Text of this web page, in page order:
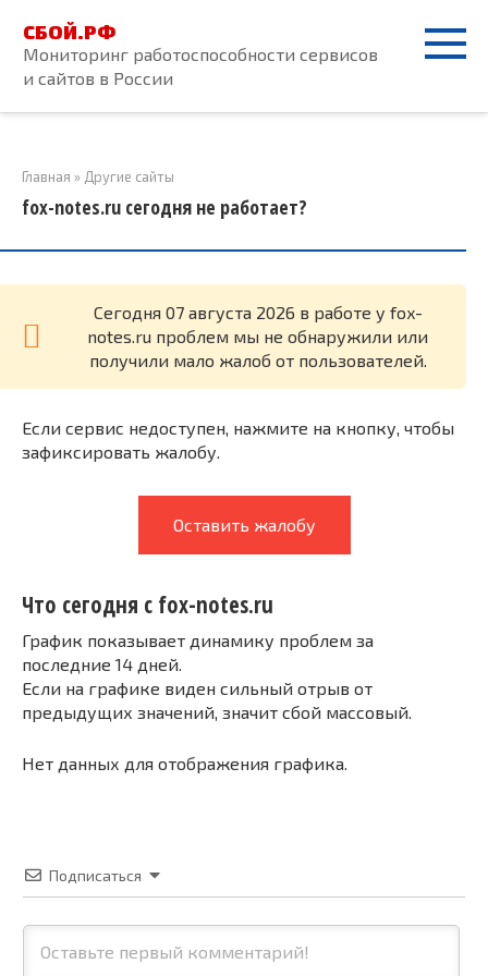
контенту
СБОЙ.РФ
Мониторинг работоспособности сервисов
и сайтов в России
Главная » Другие сайты
fox-notes.ru сегодня не работает?
Cегодня 07 августа 2026 в работе у fox-
notes.ru проблем мы не обнаружили или
получили мало жалоб от пользователей.
Если сервис недоступен, нажмите на кнопку, чтобы
зафиксировать жалобу.
Оставить жалобу
Что сегодня с fox-notes.ru
График показывает динамику проблем за
последние 14 дней.
Если на графике виден сильный отрыв от
предыдущих значений, значит сбой массовый.
Нет данных для отображения графика.
Подписаться